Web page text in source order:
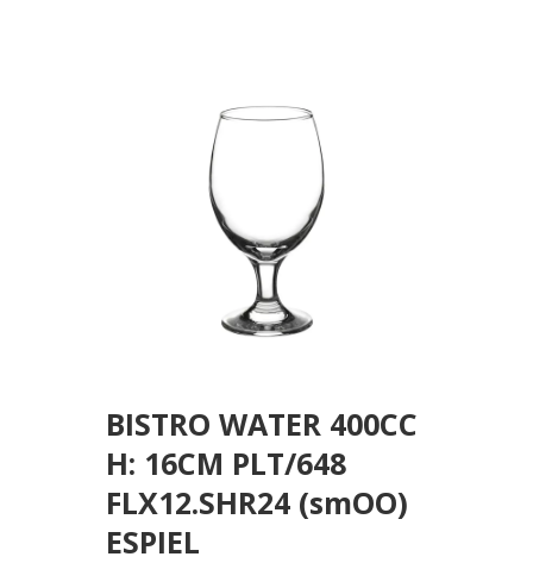
BISTRO WATER 400CC
H: 16CM PLT/648
FLX12.SHR24 (smOO)
ESPIEL